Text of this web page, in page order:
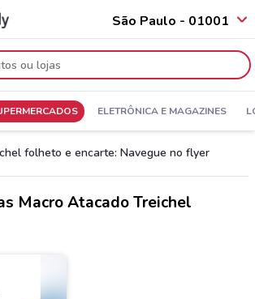
São Paulo - 01001
ELETRÔNICA E MAGAZINES
folheto e encarte: Navegue no flyer
Macro Atacado Treichel